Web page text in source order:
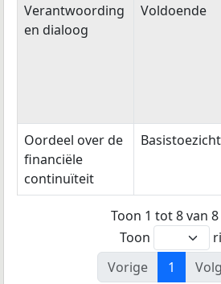
Verantwoording
en dialoog
Voldoende
Oordeel over de
financiële
continuïteit
Basistoezicht
Toon 1 tot 8 van
Toon
Vorige
1